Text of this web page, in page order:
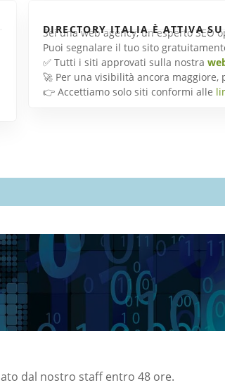
DIRECTORY ITALIA È ATTIVA
Sei una web agency, un esperto SEO
Puoi segnalare il tuo sito
✅ Tutti i siti approvati sulla nostra
🚀 Per una visibilità ancora
👉 Accettiamo solo siti conformi alle
dal nostro staff entro 48 ore.